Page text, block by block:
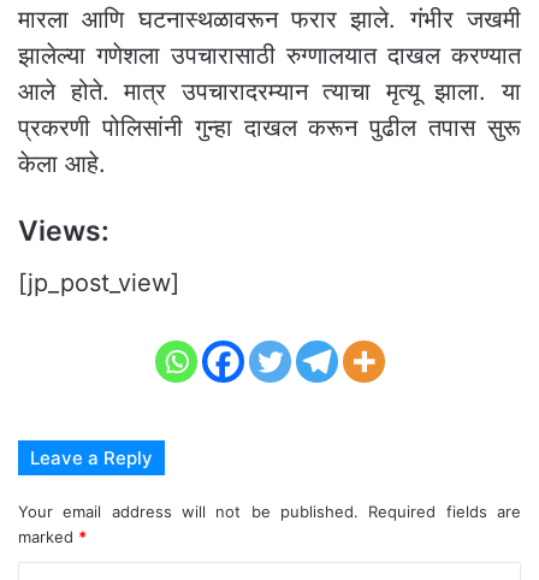
मारला आणि घटनास्थळावरून फरार झाले. गंभीर जखमी
झालेल्या गणेशला उपचारासाठी रुग्णालयात दाखल करण्यात
आले होते. मात्र उपचारादरम्यान त्याचा मृत्यू झाला. या
प्रकरणी पोलिसांनी गुन्हा दाखल करून पुढील तपास सुरू
केला आहे.
Views:
[jp_post_view]
Leave a Reply
Your email address will not be published.
Required fields are
marked *